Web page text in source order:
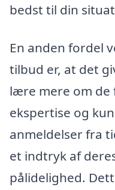
bedst til din
En anden fordel
tilbud er, at det
lære mere om de
ekspertise og
anmeldelser fra
et indtryk af
pålidelighed.